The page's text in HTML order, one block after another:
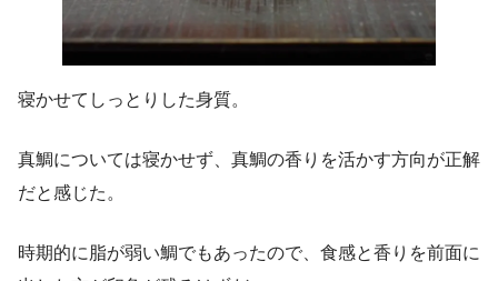
寝かせてしっとりした身質。
真鯛については寝かせず、真鯛の香りを活かす方向が正解
だと感じた。
時期的に脂が弱い鯛でもあったので、食感と香りを前面に